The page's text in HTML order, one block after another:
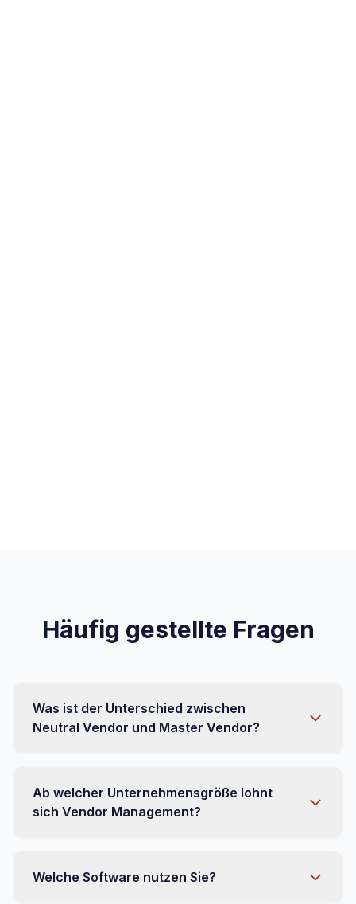
Häufig gestellte Fragen
Was ist der Unterschied zwischen
Neutral Vendor und Master Vendor?
Ab welcher Unternehmensgröße lohnt
sich Vendor Management?
Welche Software nutzen Sie?